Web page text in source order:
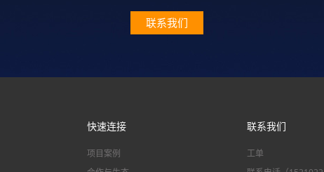
联系我们
快速连接
项目案例
联系我们
工单